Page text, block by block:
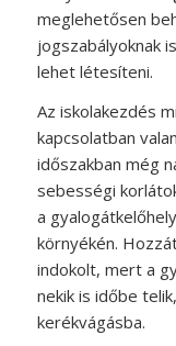
meglehetősen
jogszabályoknak
lehet létesíteni.
Az iskolakezdés
kapcsolatban
időszakban még
sebességi
a
környékén.
indokolt, mert a
nekik is időbe
kerékvágásba.